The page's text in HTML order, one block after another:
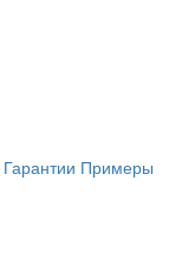
Гарантии Примеры